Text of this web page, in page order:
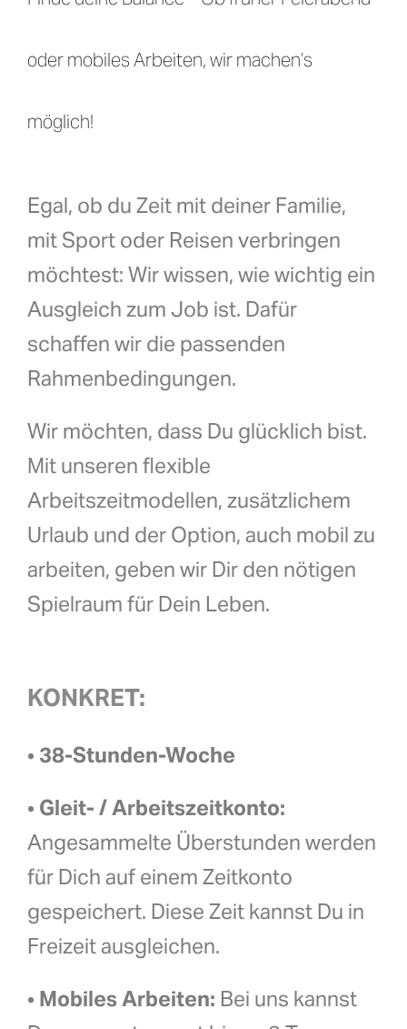
oder mobiles Arbeiten, wir machen’s
möglich!
Egal, ob du Zeit mit deiner Familie,
mit Sport oder Reisen verbringen
möchtest: Wir wissen, wie wichtig ein
Ausgleich zum Job ist. Dafür
schaffen wir die passenden
Rahmenbedingungen.
Wir möchten, dass Du glücklich bist.
Mit unseren flexible
Arbeitszeitmodellen, zusätzlichem
Urlaub und der Option, auch mobil zu
arbeiten, geben wir Dir den nötigen
Spielraum für Dein Leben.
KONKRET:
• 38-Stunden-Woche
• Gleit- / Arbeitszeitkonto:
Angesammelte Überstunden werden
für Dich auf einem Zeitkonto
gespeichert. Diese Zeit kannst Du in
Freizeit ausgleichen.
• Mobiles Arbeiten: Bei uns kannst